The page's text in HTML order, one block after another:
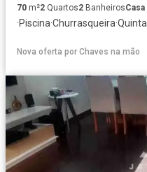
70 m²2 Quartos2 BanheirosCasa
·Piscina·Churrasqueira·Quintal
Nova oferta por Chaves na mão